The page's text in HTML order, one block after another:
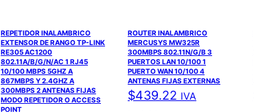
REPETIDOR INALAMBRICO
EXTENSOR DE RANGO TP-LINK
RE305 AC1200
802.11A/B/G/N/AC 1 RJ45
10/100 MBPS 5GHZ A
867MBPS Y 2.4GHZ A
300MBPS 2 ANTENAS FIJAS
MODO REPETIDOR O ACCESS
POINT
ROUTER INALAMBRICO
MERCUSYS MW325R
300MBPS 802.11N/G/B 3
PUERTOS LAN 10/100 1
PUERTO WAN 10/100 4
ANTENAS FIJAS EXTERNAS
$439.22 IVA